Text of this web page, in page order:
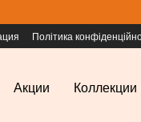
Політика
Акции Коллекции